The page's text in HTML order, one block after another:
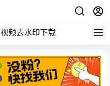
视频去水印下载
广告